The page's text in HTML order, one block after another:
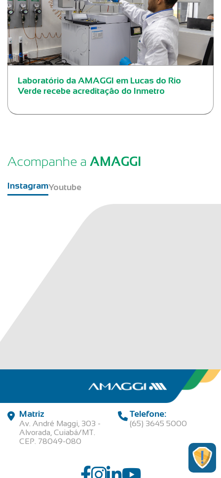
Laboratório da AMAGGI em Lucas do Rio
Verde recebe acreditação do Inmetro
Acompanhe a AMAGGI
InstagramYoutube
Matriz
Av. André Maggi, 303 -
Alvorada, Cuiabá/MT.
CEP. 78049-080
Telefone:
(65) 3645 5000